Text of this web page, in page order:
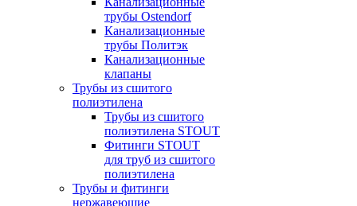
трубы Ostendorf
Канализационные
трубы Политэк
Канализационные
клапаны
Трубы из сшитого
полиэтилена
Трубы из сшитого
полиэтилена STOUT
Фитинги STOUT
для труб из сшитого
полиэтилена
Трубы и фитинги
нержавеющие